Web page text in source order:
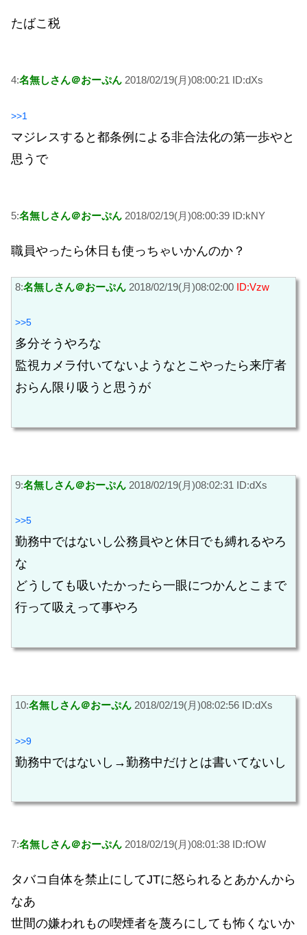
たばこ税
4:名無しさん＠おーぷん 2018/02/19(月)08:00:21 ID:dXs
>>1
マジレスすると都条例による非合法化の第一歩やと
思うで
5:名無しさん＠おーぷん 2018/02/19(月)08:00:39 ID:kNY
職員やったら休日も使っちゃいかんのか？
8:名無しさん＠おーぷん 2018/02/19(月)08:02:00 ID:Vzw
>>5
多分そうやろな
監視カメラ付いてないようなとこやったら来庁者
おらん限り吸うと思うが
9:名無しさん＠おーぷん 2018/02/19(月)08:02:31 ID:dXs
>>5
勤務中ではないし公務員やと休日でも縛れるやろ
な
どうしても吸いたかったら一眼につかんとこまで
行って吸えって事やろ
10:名無しさん＠おーぷん 2018/02/19(月)08:02:56 ID:dXs
>>9
勤務中ではないし→勤務中だけとは書いてないし
7:名無しさん＠おーぷん 2018/02/19(月)08:01:38 ID:fOW
タバコ自体を禁止にしてJTに怒られるとあかんから
なあ
世間の嫌われもの喫煙者を蔑ろにしても怖くないか